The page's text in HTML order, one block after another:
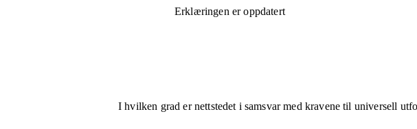
Erklæringen er oppdatert
I hvilken grad er nettstedet i samsvar med kravene til universell